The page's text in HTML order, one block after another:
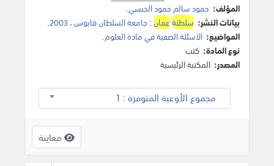
المؤلف: حمود سالم حمود الحبسي.
بيانات النشر: سلطنةعمان: جامعة السلطان قابوس،2003
.
المواضيع: الاسئلة الصفية في مادة العلوم.
نوع المادة: كتب
المصدر: المكتبة الرئيسية
مجموع الأوعية المتوفرة : 1
معاينة